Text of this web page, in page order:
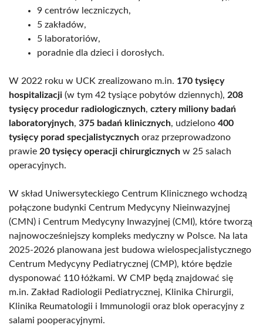
9 centrów leczniczych,
5 zakładów,
5 laboratoriów,
poradnie dla dzieci i dorosłych.
W 2022 roku w UCK zrealizowano m.in. 170 tysięcy
hospitalizacji (w tym 42 tysiące pobytów dziennych), 208
tysięcy procedur radiologicznych, cztery miliony badań
laboratoryjnych, 375 badań klinicznych, udzielono 400
tysięcy porad specjalistycznych oraz przeprowadzono
prawie 20 tysięcy operacji chirurgicznych w 25 salach
operacyjnych.
W skład Uniwersyteckiego Centrum Klinicznego wchodzą
połączone budynki Centrum Medycyny Nieinwazyjnej
(CMN) i Centrum Medycyny Inwazyjnej (CMI), które tworzą
najnowocześniejszy kompleks medyczny w Polsce. Na lata
2025-2026 planowana jest budowa wielospecjalistycznego
Centrum Medycyny Pediatrycznej (CMP), które będzie
dysponować 110 łóżkami. W CMP będą znajdować się
m.in. Zakład Radiologii Pediatrycznej, Klinika Chirurgii,
Klinika Reumatologii i Immunologii oraz blok operacyjny z
salami pooperacyjnymi.